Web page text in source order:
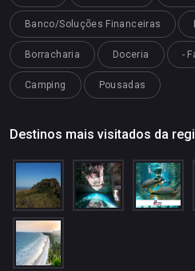
Banco/Soluções Financeiras
Borracharia Doceria -
Camping Pousadas
Destinos mais visitados da